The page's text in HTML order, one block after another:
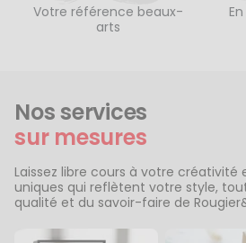
Votre référence beaux-
arts
Nos services
sur mesures
Laissez libre cours à votre créativité
uniques qui reflètent votre style,
qualité et du savoir-faire de